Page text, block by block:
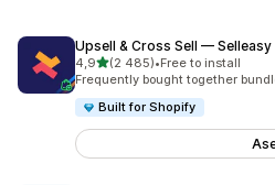
Upsell & Cross Sell — Selleasy
4,9/ 5 tähteä
(2 485)
2485 arvostelua yhteensä
•Free to install
Frequently bought together
Built for Shopify